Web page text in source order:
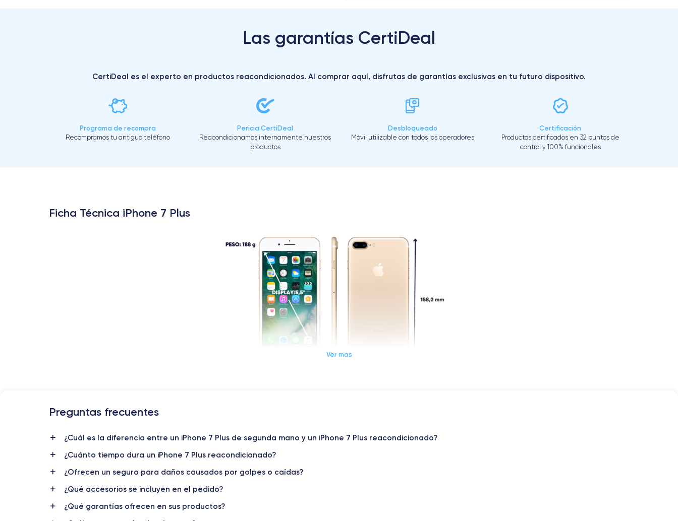
Las garantías CertiDeal
CertiDeal es el experto en productos reacondicionados. Al comprar aquí, disfrutas de garantías exclusivas en tu futuro dispositivo.
Programa de recompra
Recompramos tu antiguo teléfono
Pericia CertiDeal
Reacondicionamos internamente nuestros
productos
Desbloqueado
Móvil utilizable con todos los operadores
Certificación
Productos certificados en 32 puntos de
control y 100% funcionales
Ficha Técnica iPhone 7 Plus
07/09/2016 iOS (iOS 15)
Dimensiones
158.2×77.9×7.3 mm
Pantalla
Ver más
Preguntas frecuentes
¿Cuál es la diferencia entre un iPhone 7 Plus de segunda mano y un iPhone 7 Plus reacondicionado?
¿Cuánto tiempo dura un iPhone 7 Plus reacondicionado?
¿Ofrecen un seguro para daños causados por golpes o caídas?
¿Qué accesorios se incluyen en el pedido?
¿Qué garantías ofrecen en sus productos?